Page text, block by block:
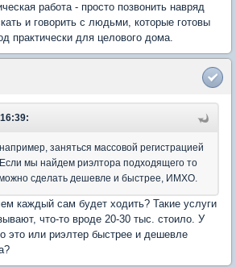
работа - просто позвонить навряд
и говорить с людьми, которые готовы
практически для целового дома.
заняться массовой регистрацией
мы найдем риэлтора подходящего то
сделать дешевле и быстрее, ИМХО.
каждый сам будет ходить? Такие услуги
что-то вроде 20-30 тыс. стоило. У
это или риэлтер быстрее и дешевле